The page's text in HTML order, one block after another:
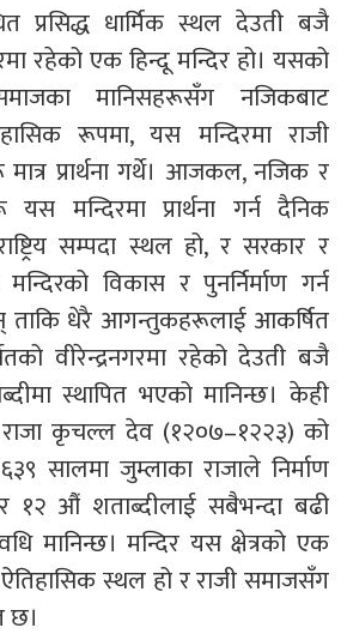
प्रसिद्ध धार्मिक स्थल देउती बजै
रहेको एक हिन्दू मन्दिर हो। यसको
मानिसहरूसँग नजिकबाट
रूपमा, यस मन्दिरमा राजी
प्रार्थना गर्थे। आजकल, नजिक र
यस मन्दिरमा प्रार्थना गर्न दैनिक
सम्पदा स्थल हो, र सरकार र
विकास र पुनर्निर्माण गर्न
ताकि धेरै आगन्तुकहरूलाई आकर्षित
वीरेन्द्रनगरमा रहेको देउती बजै
स्थापित भएको मानिन्छ। केही
कृचल्ल देव (१२०७–१२२३) को
सालमा जुम्लाका राजाले निर्माण
१२ औं शताब्दीलाई सबैभन्दा बढी
मानिन्छ। मन्दिर यस क्षेत्रको एक
ऐतिहासिक स्थल हो र राजी समाजसँग
छ।